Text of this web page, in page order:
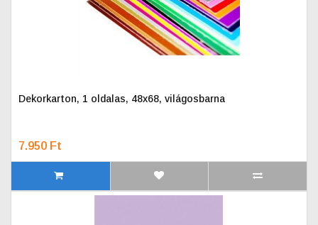
Dekorkarton, 1 oldalas, 48x68, világosbarna
7.950 Ft